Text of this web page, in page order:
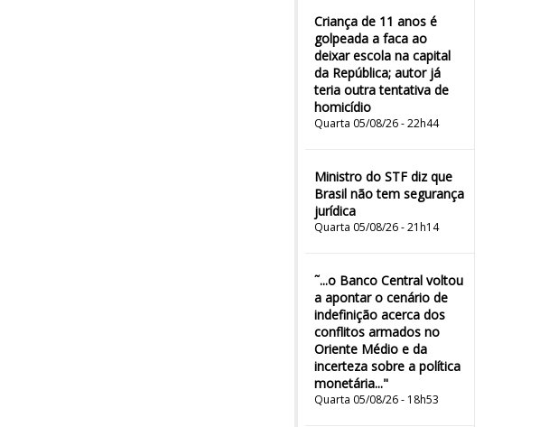
Criança de 11 anos é
golpeada a faca ao
deixar escola na capital
da República; autor já
teria outra tentativa de
homicídio
Quarta 05/08/26 - 22h44
Ministro do STF diz que
Brasil não tem segurança
jurídica
Quarta 05/08/26 - 21h14
˜...o Banco Central voltou
a apontar o cenário de
indefinição acerca dos
conflitos armados no
Oriente Médio e da
incerteza sobre a política
monetária..."
Quarta 05/08/26 - 18h53